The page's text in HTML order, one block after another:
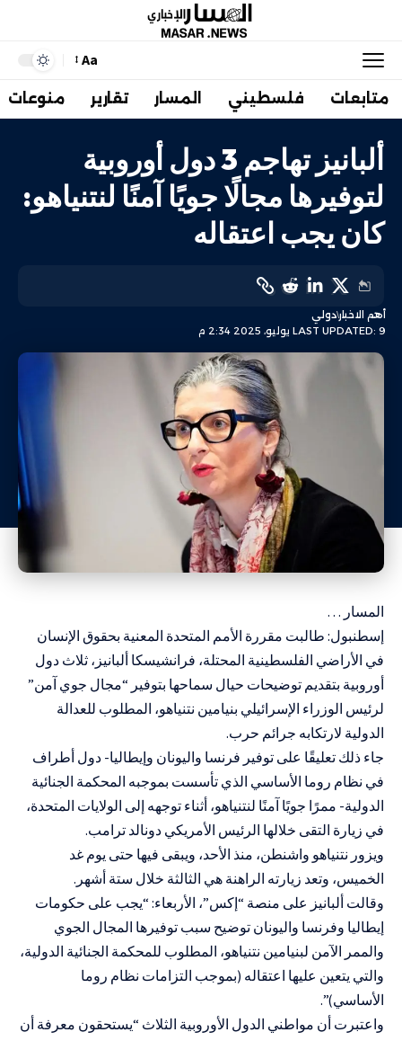
Aa
متابعات فلسطيني المسار تقارير منوعات
ألبانيز تهاجم 3 دول أوروبية
لتوفيرها مجالًا جويًا آمنًا لنتنياهو:
كان يجب اعتقاله
LAST UPDATED: 9 يوليو، 2025 2:34 م
أهم الاخباردولي
المسار …
إسطنبول: طالبت مقررة الأمم المتحدة المعنية بحقوق الإنسان
في الأراضي الفلسطينية المحتلة، فرانشيسكا ألبانيز، ثلاث دول
أوروبية بتقديم توضيحات حيال سماحها بتوفير “مجال جوي آمن”
لرئيس الوزراء الإسرائيلي بنيامين نتنياهو، المطلوب للعدالة
الدولية لارتكابه جرائم حرب.
جاء ذلك تعليقًا على توفير فرنسا واليونان وإيطاليا- دول أطراف
في نظام روما الأساسي الذي تأسست بموجبه المحكمة الجنائية
الدولية- ممرًا جويًا آمنًا لنتنياهو، أثناء توجهه إلى الولايات المتحدة،
في زيارة التقى خلالها الرئيس الأمريكي دونالد ترامب.
ويزور نتنياهو واشنطن، منذ الأحد، ويبقى فيها حتى يوم غد
الخميس، وتعد زيارته الراهنة هي الثالثة خلال ستة أشهر.
وقالت ألبانيز على منصة “إكس”، الأربعاء: “يجب على حكومات
إيطاليا وفرنسا واليونان توضيح سبب توفيرها المجال الجوي
والممر الآمن لبنيامين نتنياهو، المطلوب للمحكمة الجنائية الدولية،
والتي يتعين عليها اعتقاله (بموجب التزامات نظام روما
الأساسي)”.
واعتبرت أن مواطني الدول الأوروبية الثلاث “يستحقون معرفة أن